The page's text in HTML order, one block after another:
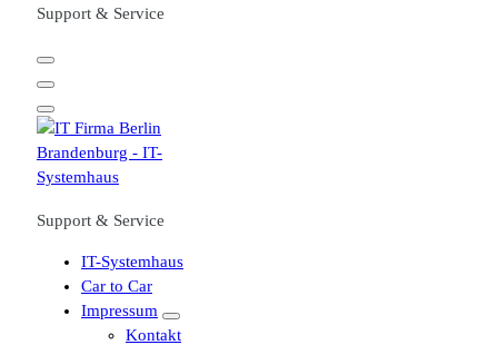
Support & Service
Support & Service
IT-Systemhaus
Car to Car
Impressum
Kontakt